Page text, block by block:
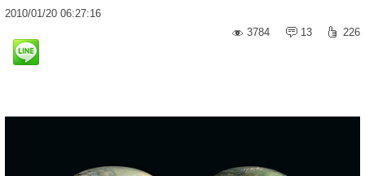
2010/01/20 06:27:16
3784
13 226